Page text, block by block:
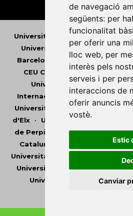
de navegació
següents: per
funcionalitat
per oferir una
lloc web, per
interès pels
serveis i per
interaccions de
oferir anuncis
vostè.
Estic
Canviar
Universitat Abat Oliba CEU•
Universitat d'Andorra •
Barcelona
Universitat de
CEU Cardenal Herrera •
Universitat de les Illes
Internacional de Catalunya •
Universitat de Lleida •
d'Elx• Universitat Oberta de
de Perpinyà Via Domitia•
Catalunya
Universitat
Universitat Pompeu Fabra
Universitat Rovira i Virgili•
Universitat de València•